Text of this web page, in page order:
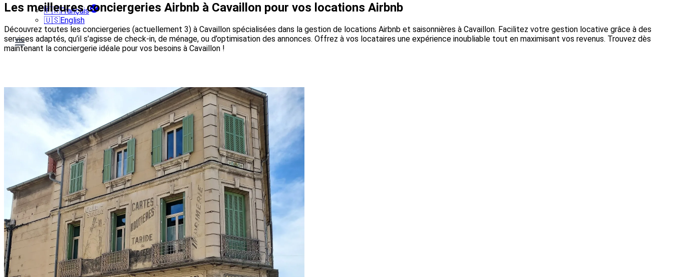
🇫🇷Français
🇺🇸English
Les meilleures conciergeries Airbnb à Cavaillon pour vos locations Airbnb
Découvrez toutes les conciergeries (actuellement 3) à Cavaillon spécialisées dans la gestion de locations Airbnb et saisonnières à Cavaillon. Facilitez votre gestion locative grâce à des
services adaptés, qu’il s’agisse de check-in, de ménage, ou d’optimisation des annonces. Offrez à vos locataires une expérience inoubliable tout en maximisant vos revenus. Trouvez dès
maintenant la conciergerie idéale pour vos besoins à Cavaillon !